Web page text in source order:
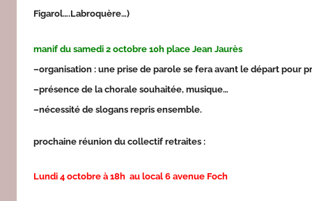
Figarol….Labroquère…)
manif du samedi 2 octobre 10h place Jean Jaurès
–organisation : une prise de parole se fera avant le départ pour
–présence de la chorale souhaitée, musique…
–nécessité de slogans repris ensemble.
prochaine réunion du collectif retraites :
Lundi 4 octobre à 18h au local 6 avenue Foch